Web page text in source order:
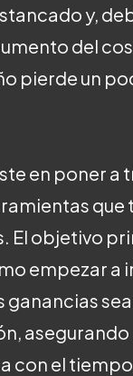
y,
del
pierde un
en poner a
que
El objetivo
empezar a
ganancias
asegurando
con el